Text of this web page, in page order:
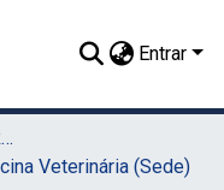
Entrar
01. Universidade Federal Rural de Pernambuco - UFRPE (Sede)
Veterinária (Sede)